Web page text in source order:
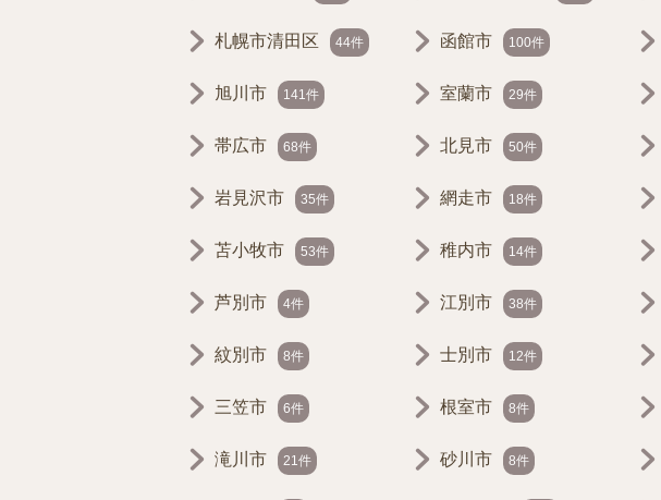
札幌市清田区 44件 函館市 100件
旭川市 141件 室蘭市 29件
帯広市 68件 北見市 50件
岩見沢市 35件 網走市 18件
苫小牧市 53件 稚内市 14件
芦別市 4件 江別市 38件
紋別市 8件 士別市 12件
三笠市 6件 根室市 8件
滝川市 21件 砂川市 8件